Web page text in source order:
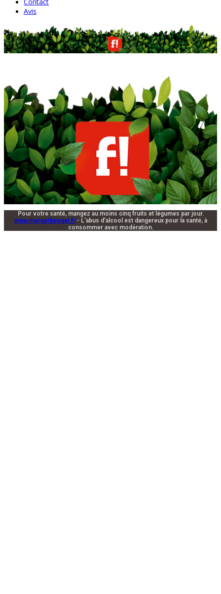
Avis
Pour votre santé, mangez au moins cinq fruits et légumes par jour.
www.mangerbouger.fr- L'abus d'alcool est dangereux pour la santé, à
consommer avec modération.